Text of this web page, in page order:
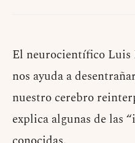
El neurocientífico
nos ayuda a
nuestro cerebro
explica algunas de las